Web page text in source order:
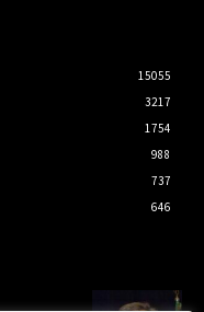
15055
3217
1754
988
737
646